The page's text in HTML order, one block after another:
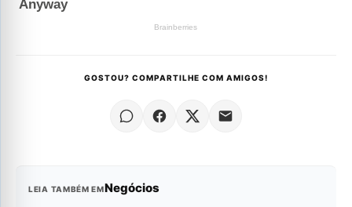
GOSTOU? COMPARTILHE COM AMIGOS!
LEIA TAMBÉM EMNegócios